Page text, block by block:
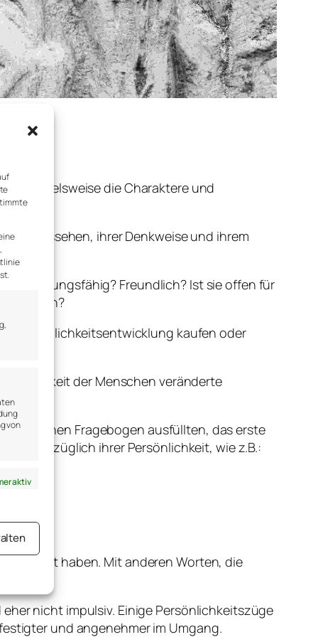
von
aktiv
Beispielsweise die Charaktere und
Aussehen, ihrer Denkweise und ihrem
Freundlich? Ist sie offen für
Ängstlich?
Persönlichkeitsentwicklung kaufen oder
der Menschen veränderte
die einen Fragebogen ausfüllten, das erste
bezüglich ihrer Persönlichkeit, wie z.B.:
haben. Mit anderen Worten, die
nicht impulsiv. Einige Persönlichkeitszüge
und angenehmer im Umgang.